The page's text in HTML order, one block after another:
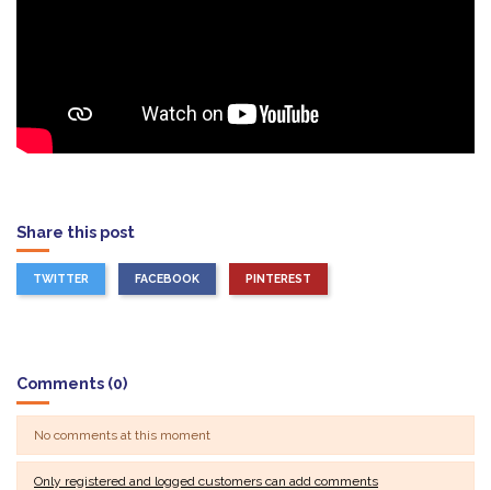
Share this post
TWITTER FACEBOOK PINTEREST
Comments (0)
No comments at this moment
Only registered and logged customers can add comments